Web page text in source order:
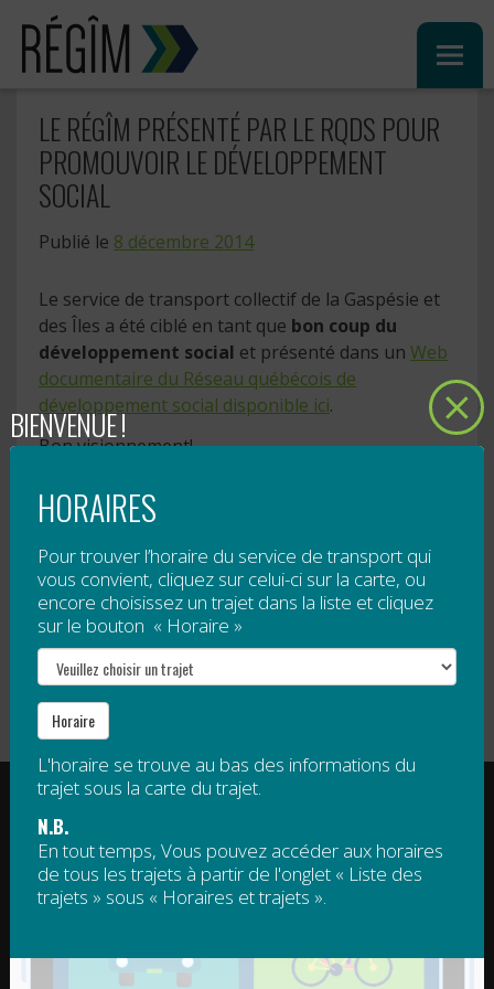
Sauter
contenu
LE RÉGÎM PRÉSENTÉ PAR LE RQDS POUR
PROMOUVOIR LE DÉVELOPPEMENT
SOCIAL
Publié le 8 décembre 2014
Le service de transport collectif de la Gaspésie et
des Îles a été ciblé en tant que bon coup du
développement social et présenté dans un Web
documentaire du Réseau québécois de
développement social disponible ici.
Bon visionnement!
Publié dansMobilité durable
Navigation
de
l’article
Transport pour le ski
vers la station
touristique Pin Rouge !
Cet hiver, prenez le bus
pour vous rendre au
RÉGIE INTERMUNICIPALE DE TRANSPORT
GASPÉSIE – ÎLES-DE-LA-MADELEINE
© 2015 - 2026 Tous droits réservés
regim@regim.info 1 877 521-0841
POINT DE SERVICE HAUTE-
POINT DE SERVICE DE LA
CÔTE-DE-GASPÉ – ROCHER-
BIENVENUE !
HORAIRES
Pour trouver l’horaire du service de transport qui
vous convient, cliquez sur celui-ci sur la carte, ou
encore choisissez un trajet dans la liste et cliquez
sur le bouton « Horaire »
Horaire
L'horaire se trouve au bas des informations du
trajet sous la carte du trajet.
N.B.
En tout temps, Vous pouvez accéder aux horaires
de tous les trajets à partir de l'onglet « Liste des
trajets » sous « Horaires et trajets ».